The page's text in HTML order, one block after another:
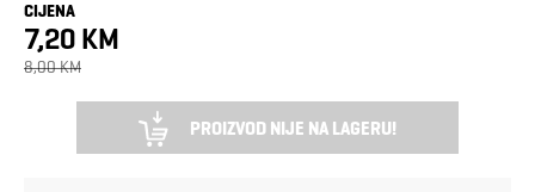
CIJENA
7,20 KM
8,00 KM
PROIZVOD NIJE NA LAGERU!